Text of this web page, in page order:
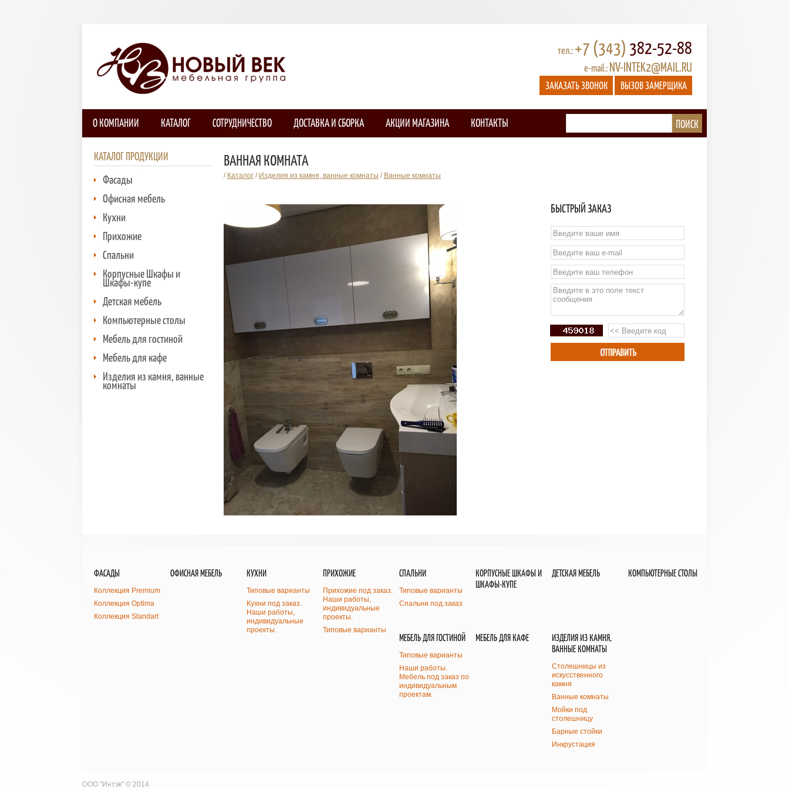
тел.:+7 (343) 382-52-88
e-mail.:NV-INTEK2@MAIL.RU
ЗАКАЗАТЬ ЗВОНОК ВЫЗОВ ЗАМЕРЩИКА
О КОМПАНИИ КАТАЛОГ СОТРУДНИЧЕСТВО ДОСТАВКА И СБОРКА АКЦИИ МАГАЗИНА КОНТАКТЫ
КАТАЛОГ ПРОДУКЦИИ
Фасады
Офисная мебель
Кухни
Прихожие
Спальни
Корпусные Шкафы и
Шкафы-купе
Детская мебель
Компьютерные столы
Мебель для гостиной
Мебель для кафе
Изделия из камня, ванные
комнаты
ВАННАЯ КОМНАТА
/ Каталог / Изделия из камня, ванные комнаты / Ванные комнаты
БЫСТРЫЙ ЗАКАЗ
ФАСАДЫ
Коллекция Premium
Коллекция Optima
Коллекция Standart
ОФИСНАЯ МЕБЕЛЬ КУХНИ
Типовые варианты
Кухни под заказ.
Наши работы,
индивидуальные
проекты.
ПРИХОЖИЕ
Прихожие под заказ.
Наши работы,
индивидуальные
проекты.
Типовые варианты
СПАЛЬНИ
Типовые варианты
Спальни под заказ
КОРПУСНЫЕ ШКАФЫ И
ШКАФЫ-КУПЕ
ДЕТСКАЯ МЕБЕЛЬ КОМПЬЮТЕРНЫЕ СТОЛЫ
МЕБЕЛЬ ДЛЯ ГОСТИНОЙ
Типовые варианты
Наши работы.
Мебель под заказ по
индивидуальным
проектам.
МЕБЕЛЬ ДЛЯ КАФЕ
ИЗДЕЛИЯ ИЗ КАМНЯ,
ВАННЫЕ КОМНАТЫ
Столешницы из
искусственного
камня
Ванные комнаты
Мойки под
столешницу
Барные стойки
Инкрустация
ООО "Интэк" © 2014